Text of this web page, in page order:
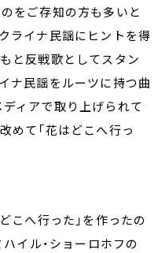
をご存知の方も多いと
ライナ民謡にヒントを得
と反戦歌としてスタン
ナ民謡をルーツに持つ曲
ィアで取り上げられて
めて「花はどこへ行っ
こへ行った」を作ったの
イル・ショーロホフの